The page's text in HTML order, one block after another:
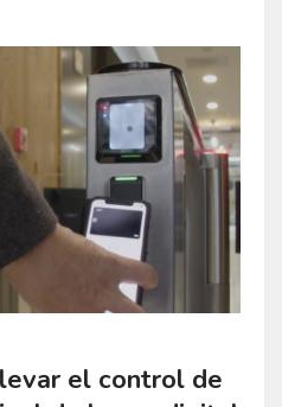
el control de